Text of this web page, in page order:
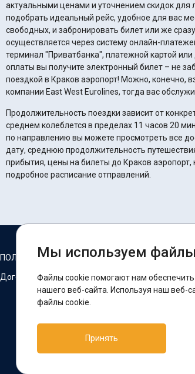
актуальными ценами и уточнением скидок для льготников.
подобрать идеальный рейс, удобное для вас
свободных, и забронировать билет или же
осуществляется через систему онлайн-
терминал "Приватбанка", платежной картой или
оплаты вы получите электронный билет – не
поездкой в Краков аэропорт! Можно, конечно,
компании East West Eurolines, тогда вас
Продолжительность поездки зависит от
среднем колеблется в пределах 11 часов 20 минут. Воспользовавшись
по направлению вы можете просмотреть все
дату, среднюю продолжительность
прибытия, цены на билеты до Краков аэропорт,
подробное расписание отправлений.
ПОЛИТИКА COOKIES
Договор оферты
Мы в соцсетях:
Facebook
Поддержка:
Telegram-бот
Мы используем
Файлы cookie помогают нам
нашего веб-сайта. Используя наш веб-
файлы cookie.
Принять